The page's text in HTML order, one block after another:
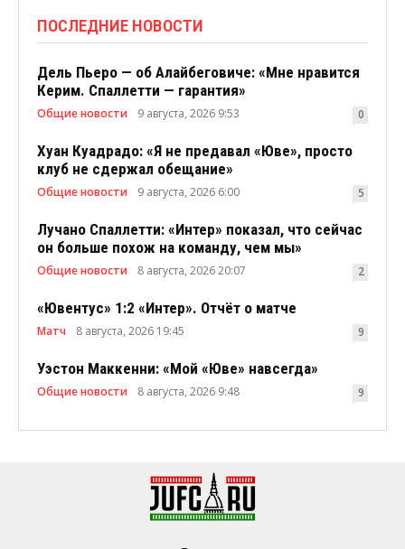
ПОСЛЕДНИЕ НОВОСТИ
Дель Пьеро — об Алайбеговиче: «Мне нравится
Керим. Спаллетти — гарантия»
Общие новости 9 августа, 2026 9:53 0
Хуан Куадрадо: «Я не предавал «Юве», просто
клуб не сдержал обещание»
Общие новости 9 августа, 2026 6:00 5
Лучано Спаллетти: «Интер» показал, что сейчас
он больше похож на команду, чем мы»
Общие новости 8 августа, 2026 20:07 2
«Ювентус» 1:2 «Интер». Отчёт о матче
Матч 8 августа, 2026 19:45 9
Уэстон Маккенни: «Мой «Юве» навсегда»
Общие новости 8 августа, 2026 9:48 9